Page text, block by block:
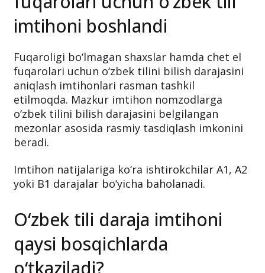
shaxslar va chet el
imtihoni boshlandi
Fuqaroligi bo‘lmagan shaxslar hamda chet el
fuqarolari uchun o‘zbek tilini bilish darajasini
aniqlash imtihonlari rasman tashkil
etilmoqda. Mazkur imtihon nomzodlarga
mezonlar asosida rasmiy tasdiqlash imkonini
beradi.
Imtihon natijalariga ko‘ra ishtirokchilar A1, A2
yoki B1 darajalar bo‘yicha baholanadi.
O‘zbek tili daraja imtihoni